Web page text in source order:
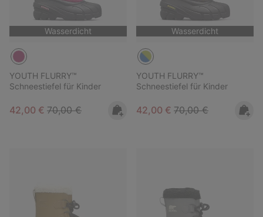
Wasserdicht
YOUTH FLURRY™
Schneestiefel für Kinder
Sale price:
42,00 € Regular price:
70,00 €
Wasserdicht
YOUTH FLURRY™
Schneestiefel für Kinder
Sale price:
42,00 € Regular price:
70,00 €